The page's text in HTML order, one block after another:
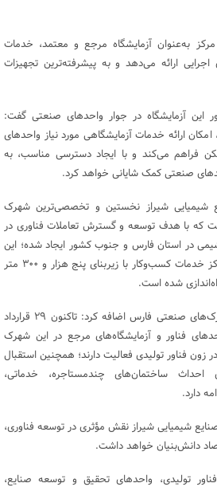
به‌عنوان آزمایشگاه مرجع و معتمد، خدمات
ارائه می‌دهد و به پیشرفته‌ترین تجهیزات
این آزمایشگاه در جوار واحدهای صنعتی گفت:
امکان ارائه خدمات آزمایشگاهی مورد نیاز واحدهای
فراهم می‌کند و با ایجاد دسترسی مناسب، به
صنعتی کمک شایانی خواهد کرد.
شیمیایی شیراز نخستین و تخصصی‌ترین شهرک
که با هدف توسعه و گسترش تعاملات فناوری در
در استان فارس و جنوب کشور ایجاد شده؛ این
شهرک با مساحت ۱۰ هکتار و مرکز خدمات کسب‌وکار با زیربنای پنج هزار و ۳۰۰ متر
شده است.
معاون صنایع کوچک شرکت شهرک‌های صنعتی فارس اضافه کرد: تاکنون ۲۹ قرارداد
فناور و آزمایشگاه‌های مرجع در این شهرک
فناور تولیدی فعالیت دارند؛ همچنین استقبال
ساختمان‌های چندمستاجره، خدماتی،
دارد.
شیمیایی شیراز نقش مؤثری در توسعه فناوری،
دانش‌بنیان خواهد داشت.
تولیدی، واحدهای تحقیق و توسعه صنایع،